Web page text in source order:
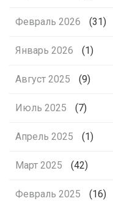
Февраль 2026 (31)
Январь 2026 (1)
Август 2025 (9)
Июль 2025 (7)
Апрель 2025 (1)
Март 2025 (42)
Февраль 2025 (16)